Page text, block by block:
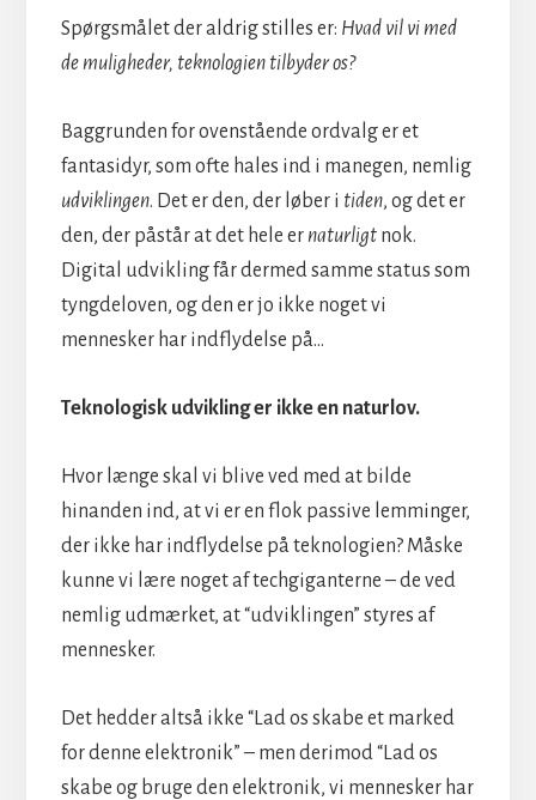
Spørgsmålet der aldrig stilles er: Hvad vil vi med
de muligheder, teknologien tilbyder os?
Baggrunden for ovenstående ordvalg er et
fantasidyr, som ofte hales ind i manegen, nemlig
udviklingen. Det er den, der løber i tiden, og det er
den, der påstår at det hele ernaturligt nok.
Digital udvikling får dermed samme status som
tyngdeloven, og den er jo ikke noget vi
mennesker har indflydelse på…
Teknologisk udvikling er ikke en naturlov.
Hvor længe skal vi blive ved med at bilde
hinanden ind, at vi er en flok passive lemminger,
der ikke har indflydelse på teknologien? Måske
kunne vi lære noget af techgiganterne – de ved
nemlig udmærket, at “udviklingen” styres af
mennesker.
Det hedder altså ikke “Lad os skabe et marked
for denne elektronik” – men derimod “Lad os
skabe og bruge den elektronik, vi mennesker har